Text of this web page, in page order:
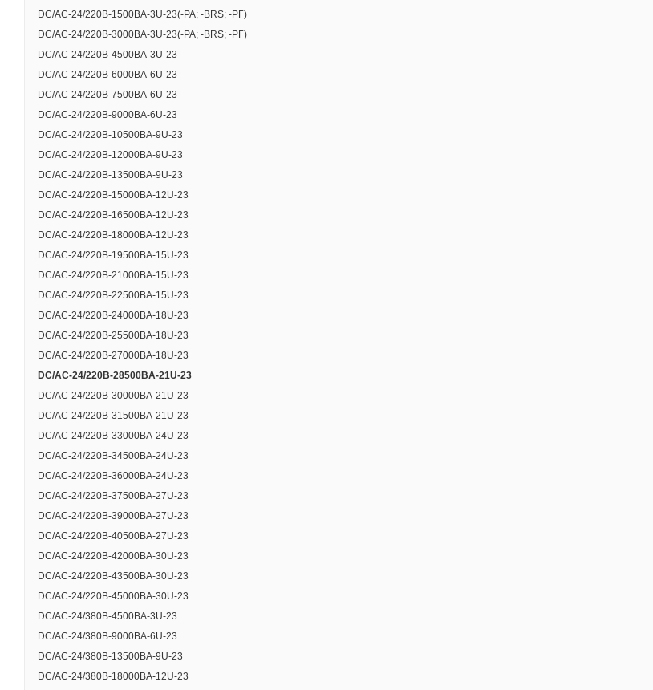
DC/AC-24/220B-1500BA-3U-23(-РА; -BRS; -РГ)
DC/AC-24/220B-3000BA-3U-23(-РА; -BRS; -РГ)
DC/AC-24/220B-4500BA-3U-23
DC/AC-24/220B-6000BA-6U-23
DC/AC-24/220B-7500BA-6U-23
DC/AC-24/220B-9000BA-6U-23
DC/AC-24/220B-10500BA-9U-23
DC/AC-24/220B-12000BA-9U-23
DC/AC-24/220B-13500BA-9U-23
DC/AC-24/220B-15000BA-12U-23
DC/AC-24/220B-16500BA-12U-23
DC/AC-24/220B-18000BA-12U-23
DC/AC-24/220B-19500BA-15U-23
DC/AC-24/220B-21000BA-15U-23
DC/AC-24/220B-22500BA-15U-23
DC/AC-24/220B-24000BA-18U-23
DC/AC-24/220B-25500BA-18U-23
DC/AC-24/220B-27000BA-18U-23
DC/AC-24/220B-28500BA-21U-23
DC/AC-24/220B-30000BA-21U-23
DC/AC-24/220B-31500BA-21U-23
DC/AC-24/220B-33000BA-24U-23
DC/AC-24/220B-34500BA-24U-23
DC/AC-24/220B-36000BA-24U-23
DC/AC-24/220B-37500BA-27U-23
DC/AC-24/220B-39000BA-27U-23
DC/AC-24/220B-40500BA-27U-23
DC/AC-24/220B-42000BA-30U-23
DC/AC-24/220B-43500BA-30U-23
DC/AC-24/220B-45000BA-30U-23
DC/AC-24/380B-4500BA-3U-23
DC/AC-24/380B-9000BA-6U-23
DC/AC-24/380B-13500BA-9U-23
DC/AC-24/380B-18000BA-12U-23